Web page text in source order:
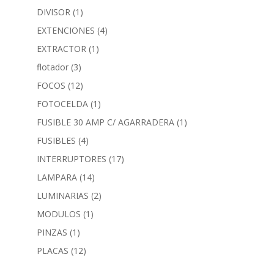
DIVISOR (1)
EXTENCIONES (4)
EXTRACTOR (1)
flotador (3)
FOCOS (12)
FOTOCELDA (1)
FUSIBLE 30 AMP C/ AGARRADERA (1)
FUSIBLES (4)
INTERRUPTORES (17)
LAMPARA (14)
LUMINARIAS (2)
MODULOS (1)
PINZAS (1)
PLACAS (12)